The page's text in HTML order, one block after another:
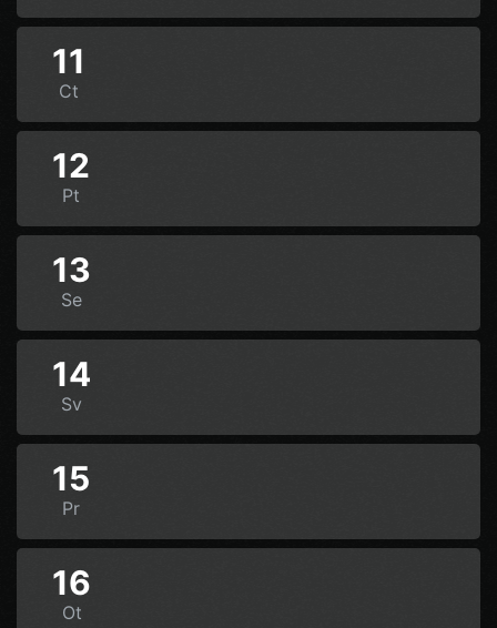
11
Ct
12
Pt
13
Se
14
Sv
15
Pr
16
Ot